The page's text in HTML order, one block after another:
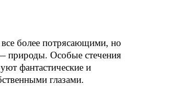
более потрясающими, но
природы. Особые стечения
фантастические и
глазами.